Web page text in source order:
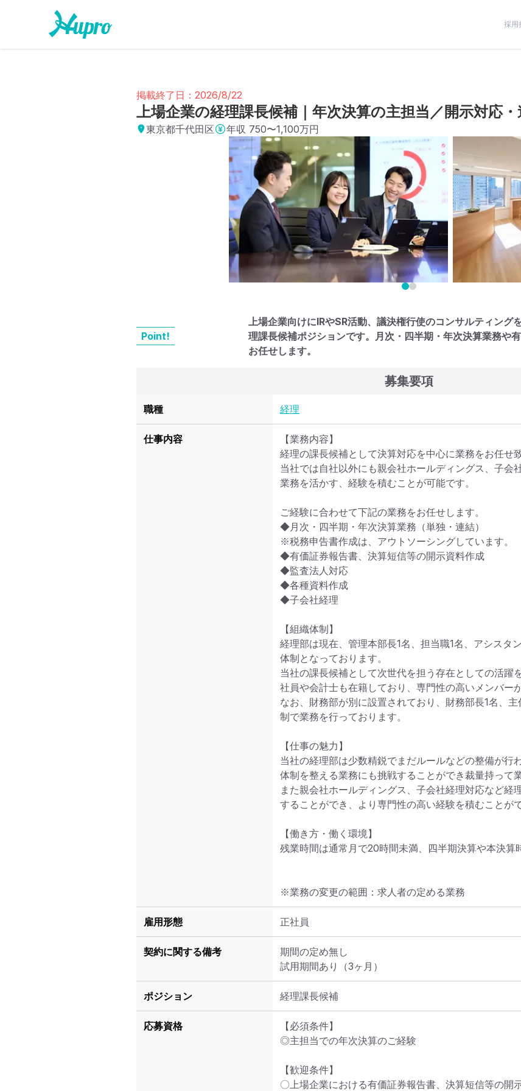
採用
掲載終了日：2026/8/22
上場企業の経理課長候補｜年次決算の主担当／開示対応
東京都千代田区 年収 750〜1,100万円
Point!
上場企業向けにIRやSR活動、議決権行使のコンサルティング
理課長候補ポジションです。月次・四半期・年次決算業務や
お任せします。
募集要項
職種 経理
仕事内容
【業務内容】
経理の課長候補として決算対応を中心に業務をお任せ致
当社では自社以外にも親会社ホールディングス、子会
業務を活かす、経験を積むことが可能です。
ご経験に合わせて下記の業務をお任せします。
◆月次・四半期・年次決算業務（単独・連結）
※税務申告書作成は、アウトソーシングしています。
◆有価証券報告書、決算短信等の開示資料作成
◆監査法人対応
◆各種資料作成
◆子会社経理
【組織体制】
経理部は現在、管理本部長1名、担当職1名、アシスタ
体制となっております。
当社の課長候補として次世代を担う存在としての活躍
社員や会計士も在籍しており、専門性の高いメンバー
なお、財務部が別に設置されており、財務部長1名、
制で業務を行っております。
【仕事の魅力】
当社の経理部は少数精鋭でまだルールなどの整備が行
体制を整える業務にも挑戦することができ裁量持って
また親会社ホールディングス、子会社経理対応など経
することができ、より専門性の高い経験を積むことがで
【働き方・働く環境】
残業時間は通常月で20時間未満、四半期決算や本決算
※業務の変更の範囲：求人者の定める業務
雇用形態 正社員
契約に関する備考
期間の定め無し
試用期間あり（3ヶ月）
ポジション 経理課長候補
応募資格
【必須条件】
◎主担当での年次決算のご経験
【歓迎条件】
〇上場企業における有価証券報告書、決算短信等の開